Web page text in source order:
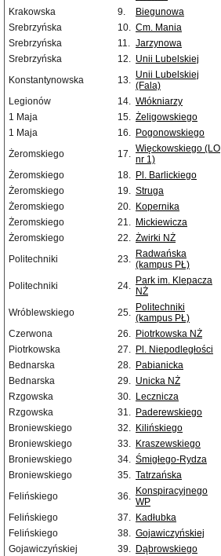
Krakowska
9. Biegunowa
Srebrzyńska
10. Cm. Mania
Srebrzyńska
11. Jarzynowa
Srebrzyńska
12. Unii Lubelskiej
Konstantynowska
13. Unii Lubelskiej
(Fala)
Legionów 14. Włókniarzy
1 Maja
15. Żeligowskiego
1 Maja
16. Pogonowskiego
Żeromskiego
17. Więckowskiego (LO
nr 1)
Żeromskiego 18. Pl. Barlickiego
Żeromskiego
19. Struga
Żeromskiego
20. Kopernika
Żeromskiego
21. Mickiewicza
Żeromskiego
22. Żwirki NŻ
Politechniki
23. Radwańska
(kampus PŁ)
Politechniki 24. Park im. Klepacza
NŻ
Wróblewskiego 25. Politechniki
(kampus PŁ)
Czerwona 26. Piotrkowska NŻ
Piotrkowska
27. Pl. Niepodległości
Bednarska
28. Pabianicka
Bednarska
29. Unicka NŻ
Rzgowska
30. Lecznicza
Rzgowska
31. Paderewskiego
Broniewskiego
32. Kilińskiego
Broniewskiego
33. Kraszewskiego
Broniewskiego
34. Śmigłego-Rydza
Broniewskiego
35. Tatrzańska
Felińskiego
36. Konspiracyjnego
WP
Felińskiego 37. Kadłubka
Felińskiego
38. Gojawiczyńskiej
Gojawiczyńskiej
39. Dąbrowskiego